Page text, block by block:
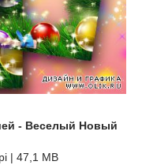
- Веселый Новый
| 47,1 MB